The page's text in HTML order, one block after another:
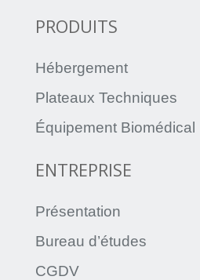
PRODUITS
Hébergement
Plateaux Techniques
Équipement Biomédical
ENTREPRISE
Présentation
Bureau d’études
CGDV